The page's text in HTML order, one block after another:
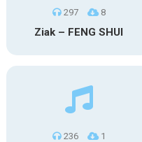
297 8
Ziak – FENG SHUI
236 1